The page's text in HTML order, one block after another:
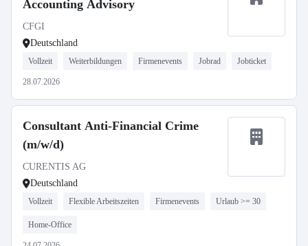
Accounting Advisory
CFGI
Deutschland
Vollzeit Weiterbildungen Firmenevents Jobrad Jobticket
28.07.2026
Consultant Anti-Financial Crime
(m/w/d)
CURENTIS AG
Deutschland
Vollzeit Flexible Arbeitszeiten Firmenevents Urlaub >= 30
Home-Office